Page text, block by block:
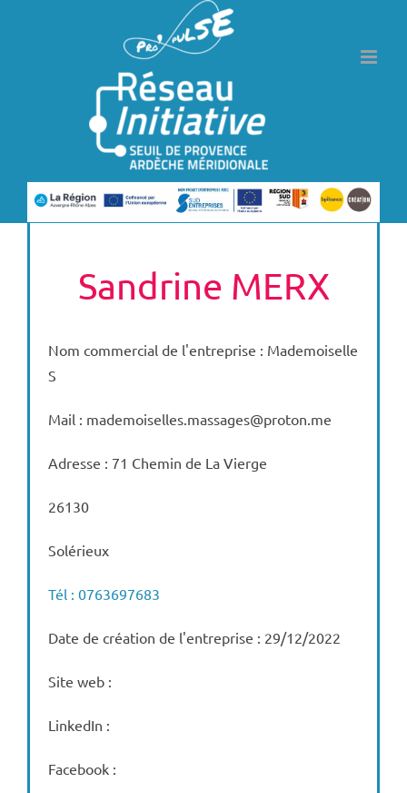
Sandrine MERX
Nom commercial de l'entreprise : Mademoiselle
S
Mail : mademoiselles.massages@proton.me
Adresse : 71 Chemin de La Vierge
26130
Solérieux
Tél : 0763697683
Date de création de l'entreprise : 29/12/2022
Site web :
LinkedIn :
Facebook :